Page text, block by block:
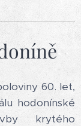
60. let,
hodonínské
krytého